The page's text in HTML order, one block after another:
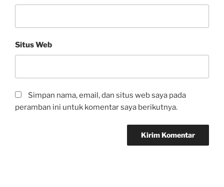
Situs Web
Simpan nama, email, dan situs web saya pada
peramban ini untuk komentar saya berikutnya.